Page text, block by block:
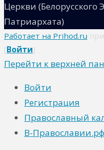
Церкви (Белорусского
Патриархата)
Работает на Prihod.ru
[Войти]
Перейти к верхней
Войти
Регистрация
Православный
В-Православии.рф